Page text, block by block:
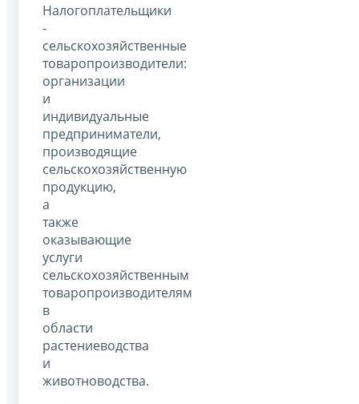
Налогоплательщики
-
сельскохозяйственные
товаропроизводители:
организации
и
индивидуальные
предприниматели,
производящие
сельскохозяйственную
продукцию,
а
также
оказывающие
услуги
сельскохозяйственным
товаропроизводителям
в
области
растениеводства
и
животноводства.